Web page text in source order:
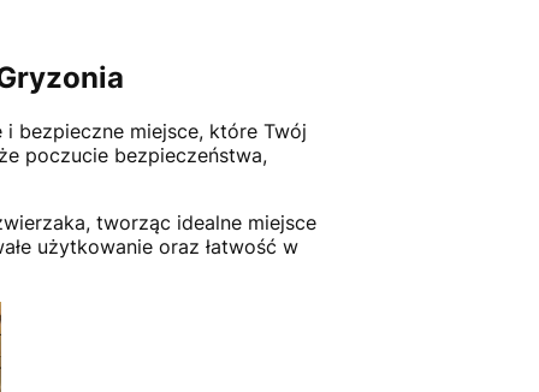
bezpieczne miejsce, które Twój
poczucie bezpieczeństwa,
tworząc idealne miejsce
użytkowanie oraz łatwość w